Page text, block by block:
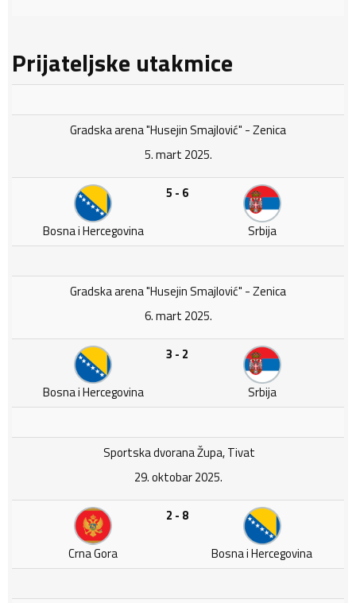
Prijateljske utakmice
Gradska arena "Husejin Smajlović" - Zenica
5. mart 2025.
Bosna i Hercegovina
5 - 6
Srbija
Gradska arena "Husejin Smajlović" - Zenica
6. mart 2025.
Bosna i Hercegovina
3 - 2
Srbija
Sportska dvorana Župa, Tivat
29. oktobar 2025.
Crna Gora
2 - 8
Bosna i Hercegovina